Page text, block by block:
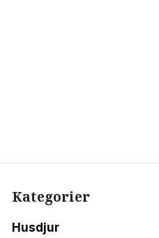
Kategorier
Husdjur